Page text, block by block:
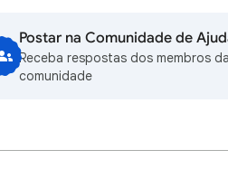
Postar na Comunidade de
Receba respostas dos membros da
comunidade